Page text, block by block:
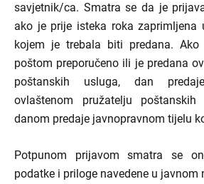
savjetnik/ca. Smatra se da je
ako je prije isteka roka zaprimljena
kojem je trebala biti predana. Ako
poštom preporučeno ili je predana
poštanskih usluga, dan
ovlaštenom pružatelju
danom predaje javnopravnom tijelu
Potpunom prijavom smatra se
podatke i priloge navedene u javnom